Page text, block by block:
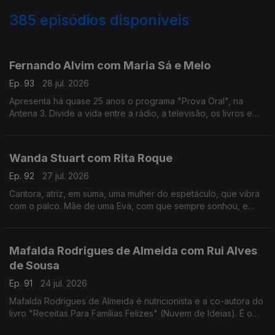
385 episódios disponíveis
Fernando Alvim com Maria Sá e Melo
Ep. 93
28 jul. 2026
Apresenta há quase 25 anos o programa "Prova Oral", na
Antena 3. Divide a vida entre a rádio, a televisão, os livros e
Wanda Stuart com Rita Roque
Ep. 92
27 jul. 2026
Cantora, atriz, em suma, uma mulher do espetáculo, que vibra
com o palco. Mãe de uma Eva, com que sempre sonhou, e
Mafalda Rodrigues de Almeida com Rui Alves
de Sousa
Ep. 91
24 jul. 2026
Mafalda Rodrigues de Almeida é nutricionista e a co-autora do
livro "Receitas Para Famílias Felizes" (Nuvem de Ideias). É o